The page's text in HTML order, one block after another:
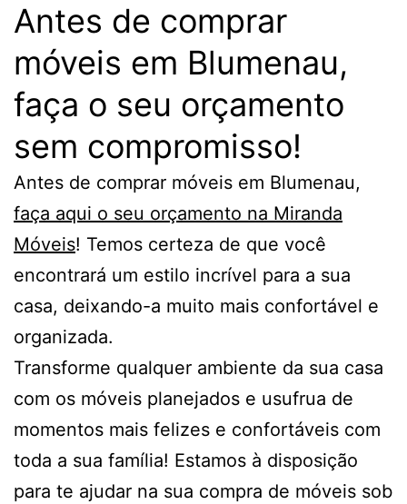
Antes de comprar
móveis em Blumenau,
faça o seu orçamento
sem compromisso!
Antes de comprar móveis em Blumenau,
faça aqui o seu orçamento na Miranda
Móveis! Temos certeza de que você
encontrará um estilo incrível para a sua
casa, deixando-a muito mais confortável e
organizada.
Transforme qualquer ambiente da sua casa
com os móveis planejados e usufrua de
momentos mais felizes e confortáveis com
toda a sua família! Estamos à disposição
para te ajudar na sua compra de móveis sob